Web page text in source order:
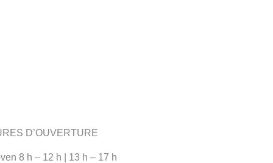
D’OUVERTURE
8 h – 12 h | 13 h – 17 h